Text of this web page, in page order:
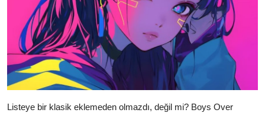
Listeye bir klasik eklemeden olmazdı, değil mi? Boys Over